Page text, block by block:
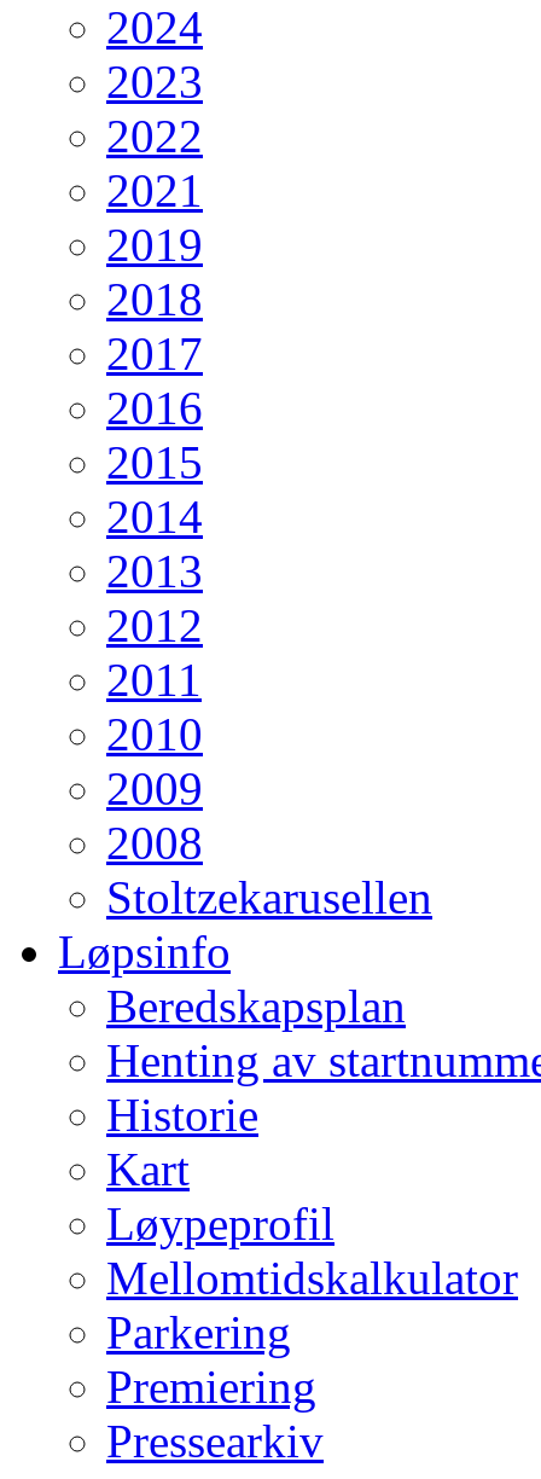
2024
2023
2022
2021
2019
2018
2017
2016
2015
2014
2013
2012
2011
2010
2009
2008
Stoltzekarusellen
Løpsinfo
Beredskapsplan
Henting av
Historie
Kart
Løypeprofil
Mellomtidskalkulator
Parkering
Premiering
Pressearkiv